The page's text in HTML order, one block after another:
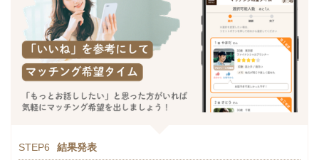
STEP6 結果発表